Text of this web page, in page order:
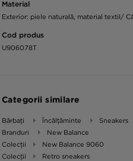
Material
Exterior: piele naturală, material textil/
Cod produs
U906078T
Categorii similare
Bărbați Încălțăminte
Sneakers
Branduri
New Balance
Colecții
New Balance 9060
Colecții
Retro sneakers